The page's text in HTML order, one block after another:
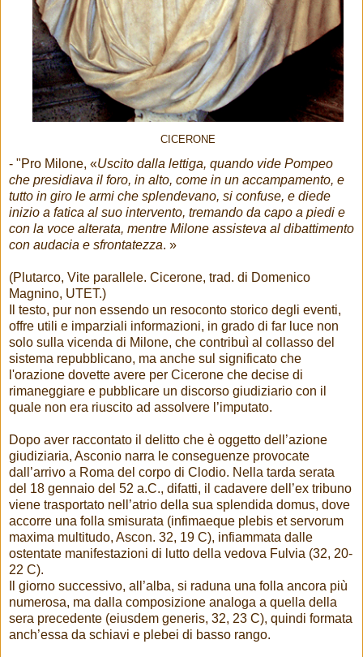
CICERONE
- "Pro Milone, «Uscito dalla lettiga, quando vide Pompeo
che presidiava il foro, in alto, come in un accampamento, e
tutto in giro le armi che splendevano, si confuse, e diede
inizio a fatica al suo intervento, tremando da capo a piedi e
con la voce alterata, mentre Milone assisteva al dibattimento
con audacia e sfrontatezza. »
(Plutarco, Vite parallele. Cicerone, trad. di Domenico
Magnino, UTET.)
Il testo, pur non essendo un resoconto storico degli eventi,
offre utili e imparziali informazioni, in grado di far luce non
solo sulla vicenda di Milone, che contribuì al collasso del
sistema repubblicano, ma anche sul significato che
l'orazione dovette avere per Cicerone che decise di
rimaneggiare e pubblicare un discorso giudiziario con il
quale non era riuscito ad assolvere l’imputato.
Dopo aver raccontato il delitto che è oggetto dell’azione
giudiziaria, Asconio narra le conseguenze provocate
dall’arrivo a Roma del corpo di Clodio. Nella tarda serata
del 18 gennaio del 52 a.C., difatti, il cadavere dell’ex tribuno
viene trasportato nell’atrio della sua splendida domus, dove
accorre una folla smisurata (infimaeque plebis et servorum
maxima multitudo, Ascon. 32, 19 C), infiammata dalle
ostentate manifestazioni di lutto della vedova Fulvia (32, 20-
22 C).
Il giorno successivo, all’alba, si raduna una folla ancora più
numerosa, ma dalla composizione analoga a quella della
sera precedente (eiusdem generis, 32, 23 C), quindi formata
anch’essa da schiavi e plebei di basso rango.